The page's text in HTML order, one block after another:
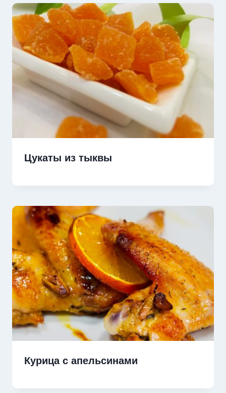
Цукаты из тыквы
Курица с апельсинами